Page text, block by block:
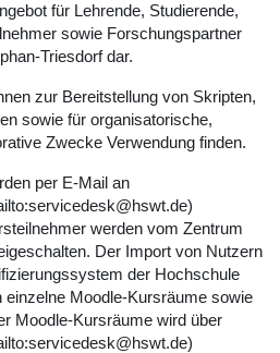
für Lehrende, Studierende,
sowie Forschungspartner
Triesdorf dar.
zur Bereitstellung von Skripten,
sowie für organisatorische,
Zwecke Verwendung finden.
per E-Mail an
werden vom Zentrum
Der Import von Nutzern
der Hochschule
einzelne Moodle-Kursräume sowie
Moodle-Kursräume wird über